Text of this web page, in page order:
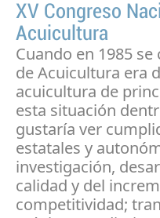
XV Congreso
Acuicultura
Cuando en 1985
de Acuicultura era
acuicultura de
esta situación
gustaría ver
estatales y
investigación,
calidad y del
competitividad;